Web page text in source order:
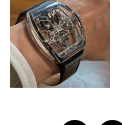
グジュアリーメゾンからU100
万モデルまで透け透け時計8選
Watches and Wonders Geneva
2026 番外編Part.４